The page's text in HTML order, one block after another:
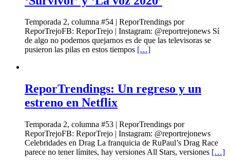
Temporada 2, columna #54 | ReporTrendings por
ReporTrejoFB: ReporTrejo | Instagram: @reportrejonews Sí
de algo no podemos quejarnos es de que las televisoras se
pusieron las pilas en estos tiempos […]
ReporTrendings: Un regreso y un
estreno en Netflix
Temporada 2, columna #53 | ReporTrendings por
ReporTrejoFB: ReporTrejo | Instagram: @reportrejonews
Celebridades en Drag La franquicia de RuPaul’s Drag Race
parece no tener límites, hay versiones All Stars, versiones […]